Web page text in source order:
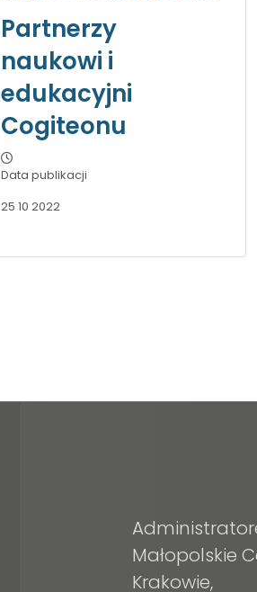
Partnerzy
naukowi i
edukacyjni
Cogiteonu
Data publikacji
25 10 2022
Małopolskie
Krakowie,